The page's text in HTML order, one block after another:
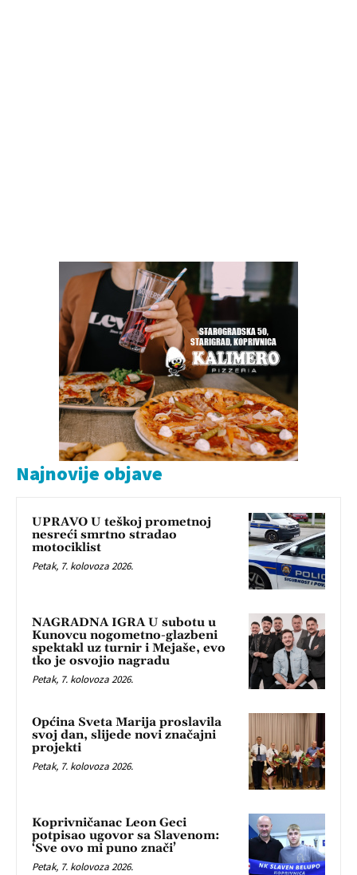
Najnovije objave
UPRAVO U teškoj prometnoj
nesreći smrtno stradao
motociklist
Petak, 7. kolovoza 2026.
NAGRADNA IGRA U subotu u
Kunovcu nogometno-glazbeni
spektakl uz turnir i Mejaše, evo
tko je osvojio nagradu
Petak, 7. kolovoza 2026.
Općina Sveta Marija proslavila
svoj dan, slijede novi značajni
projekti
Petak, 7. kolovoza 2026.
Koprivničanac Leon Geci
potpisao ugovor sa Slavenom:
‘Sve ovo mi puno znači’
Petak, 7. kolovoza 2026.